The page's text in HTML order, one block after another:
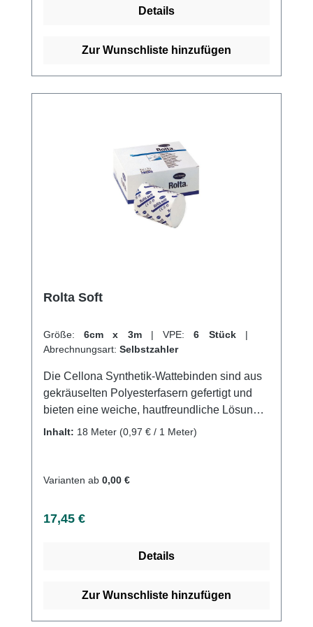
Details
Zur Wunschliste hinzufügen
Rolta Soft
Größe: 6cm x 3m | VPE: 6 Stück |
Abrechnungsart: Selbstzahler
Die Cellona Synthetik-Wattebinden sind aus
gekräuselten Polyesterfasern gefertigt und
bieten eine weiche, hautfreundliche Lösung
für Schutzexponierte Knochen und
Temperaturausgleich sowie den
materialbedingten Hafteffekts kann die Watte
abgerissen werden. Auch sterilisierbar
bietet sie eine vielseitige Anwendung als
Inhalt: 18 Meter (0,97 € / 1 Meter)
Varianten ab 0,00 €
Regulärer Preis:
17,45 €
Details
Zur Wunschliste hinzufügen